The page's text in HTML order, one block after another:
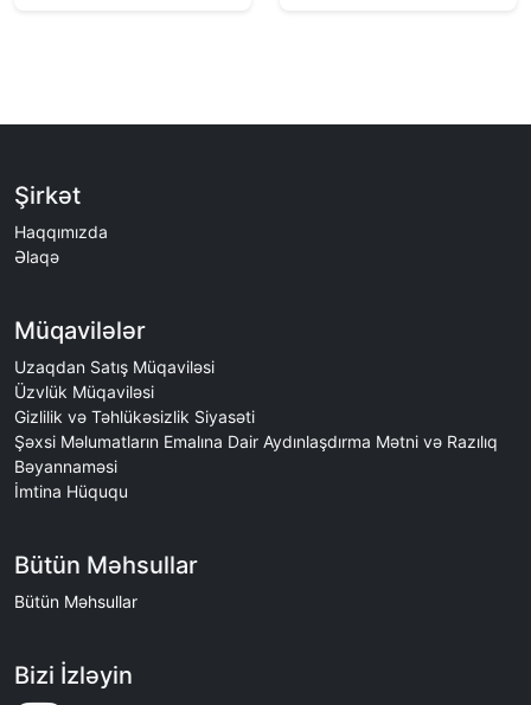
Şirkət
Haqqımızda
Əlaqə
Müqavilələr
Uzaqdan Satış Müqaviləsi
Üzvlük Müqaviləsi
Gizlilik və Təhlükəsizlik Siyasəti
Şəxsi Məlumatların Emalına Dair Aydınlaşdırma Mətni və Razılıq
Bəyannaməsi
İmtina Hüququ
Bütün Məhsullar
Bütün Məhsullar
Bizi İzləyin